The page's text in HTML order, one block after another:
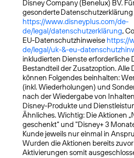
Disney Company (Benelux) BV.
gesonderte Datenschutzerklärung
https://www.disneyplus.com/de-
de/legal/datenschutzerklärung,
EU-Datenschutzhinweise https://
de/legal/uk-&-eu-
inkludierten Dienste
Bestandteil der Zusatzoption. Alle
können Folgendes beinhalten:
(inkl. Wiederholungen) und
nach der Wiedergabe von
Disney-Produkte und
Ähnliches. Wichtig: Die Aktionen
geschenkt“ und "Disney+ 3
Kunde jeweils nur einmal in
Wurden die Aktionen bereits
Aktivierungen somit